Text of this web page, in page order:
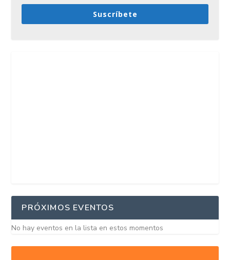
Suscríbete
PRÓXIMOS EVENTOS
No hay eventos en la lista en estos momentos